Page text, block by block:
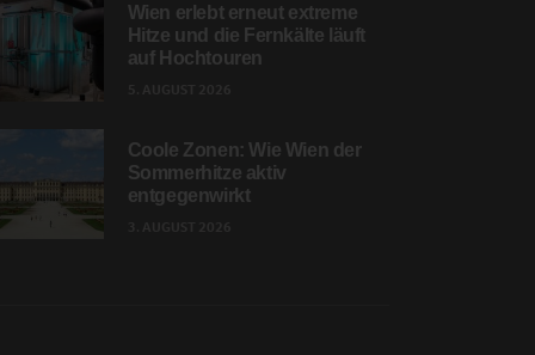
Wien erlebt erneut extreme
Hitze und die Fernkälte läuft
auf Hochtouren
Coole Zonen: Wie Wien der
Sommerhitze aktiv
entgegenwirkt